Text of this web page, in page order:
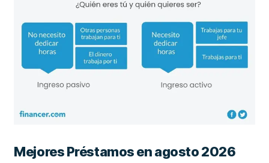
Mejores Préstamos en agosto 2026